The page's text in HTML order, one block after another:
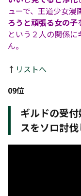
ューで、王道少女
ろうと頑張る女の子
という２人の関係に
ん。
↑ リストへ
09位
ギルドの受
スをソロ討